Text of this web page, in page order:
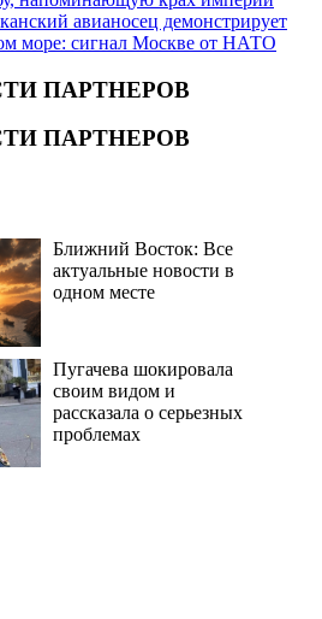
авианосец демонстрирует
море: сигнал Москве от НАТО
ПАРТНЕРОВ
ПАРТНЕРОВ
Ближний Восток: Все
актуальные новости в
одном месте
Пугачева шокировала
своим видом и
рассказала о серьезных
проблемах